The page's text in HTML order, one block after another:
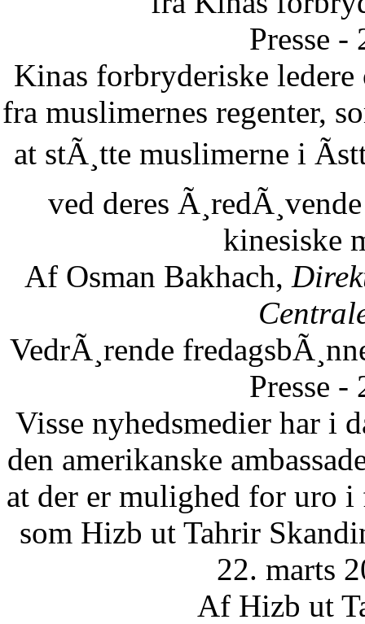
Presse -
Kinas forbryderiske ledere
fra muslimernes regenter,
at stÃ¸tte muslimerne i
ved deres
kinesiske
Af Osman Bakhach,
VedrÃ¸rende
Presse -
Visse nyhedsmedier har i
den amerikanske
at der er mulighed for uro i
som Hizb ut Tahrir
22. marts
Af Hizb ut